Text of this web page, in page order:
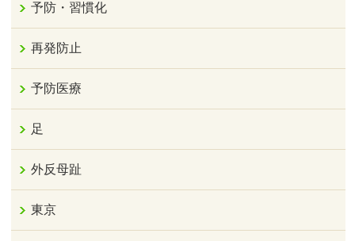
予防・習慣化
再発防止
予防医療
足
外反母趾
東京